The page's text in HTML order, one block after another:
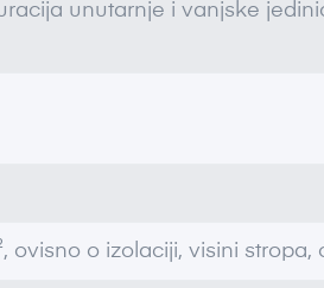
unutarnje i vanjske
ovisno o izolaciji, visini